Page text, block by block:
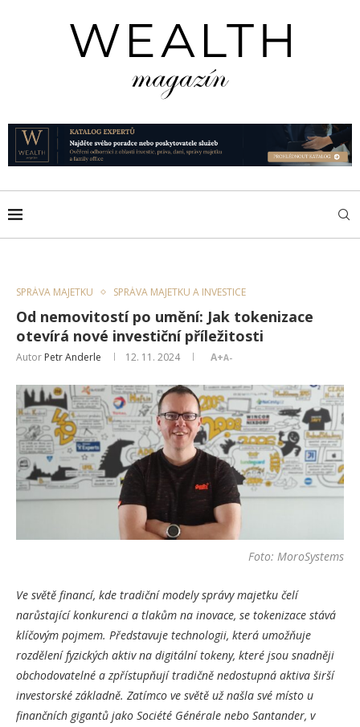
SPRÁVA MAJETKU SPRÁVA MAJETKU A INVESTICE
Od nemovitostí po umění: Jak tokenizace
otevírá nové investiční příležitosti
Autor Petr Anderle 12. 11. 2024 A+A-
Foto: MoroSystems
Ve světě financí, kde tradiční modely správy majetku čelí
narůstající konkurenci a tlakům na inovace, se tokenizace stává
klíčovým pojmem. Představuje technologii, která umožňuje
rozdělení fyzických aktiv na digitální tokeny, které jsou snadněji
obchodovatelné a zpřístupňují tradičně nedostupná aktiva širší
investorské základně. Zatímco ve světě už našla své místo u
finančních gigantů jako Société Générale nebo Santander, v